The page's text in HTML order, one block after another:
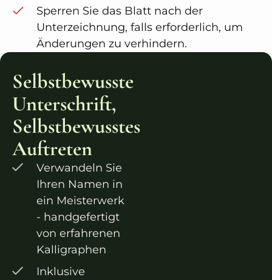
Sperren Sie das Blatt nach der
Unterzeichnung, falls erforderlich, um
Änderungen zu verhindern.
Selbstbewusste
Unterschrift,
Selbstbewusstes
Auftreten
Verwandeln Sie
Ihren Namen in
ein Meisterwerk
- handgefertigt
von erfahrenen
Kalligraphen
Inklusive